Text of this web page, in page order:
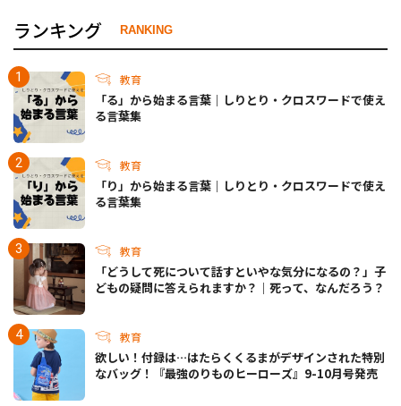
ランキング RANKING
教育
「る」から始まる言葉｜しりとり・クロスワードで使え
る言葉集
教育
「り」から始まる言葉｜しりとり・クロスワードで使え
る言葉集
教育
「どうして死について話すといやな気分になるの？」子
どもの疑問に答えられますか？｜死って、なんだろう？
教育
欲しい！付録は…はたらくくるまがデザインされた特別
なバッグ！『最強のりものヒーローズ』9-10月号発売